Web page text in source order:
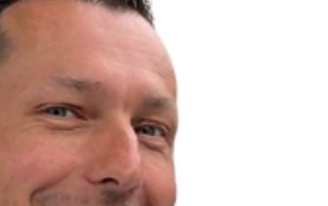
a meraní
na webových stránkach a aby sme
na mieru či reklamu,
služby spoločnosti Google
súbory, ktoré môžu byť používané